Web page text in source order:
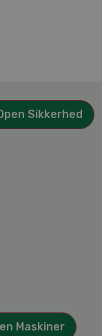
Sikkerhed
Maskiner